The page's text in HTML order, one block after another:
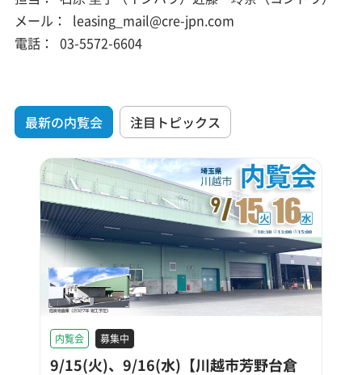
メール：
leasing_mail@cre-jpn.com
電話：
03-5572-6604
最新の内覧会 注目トピックス
内覧会 募集中
9/15(火)、9/16(水)【川越市芳野台倉